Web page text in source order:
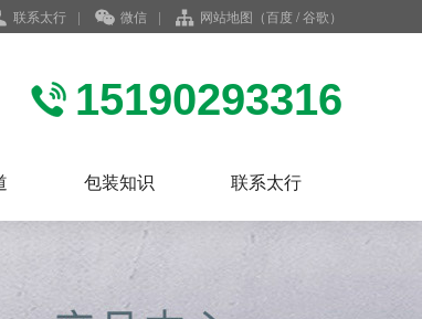
联系太行 | 微信 | 网站地图 （百度/谷歌）
15190293316
包装知识 联系太行